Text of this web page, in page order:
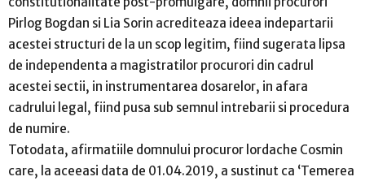
Pirlog Bogdan si Lia Sorin acrediteaza ideea indepartarii
acestei structuri de la un scop legitim, fiind sugerata lipsa
de independenta a magistratilor procurori din cadrul
acestei sectii, in instrumentarea dosarelor, in afara
cadrului legal, fiind pusa sub semnul intrebarii si procedura
de numire.
Totodata, afirmatiile domnului procuror lordache Cosmin
care, la aceeasi data de 01.04.2019, a sustinut ca ‘Temerea